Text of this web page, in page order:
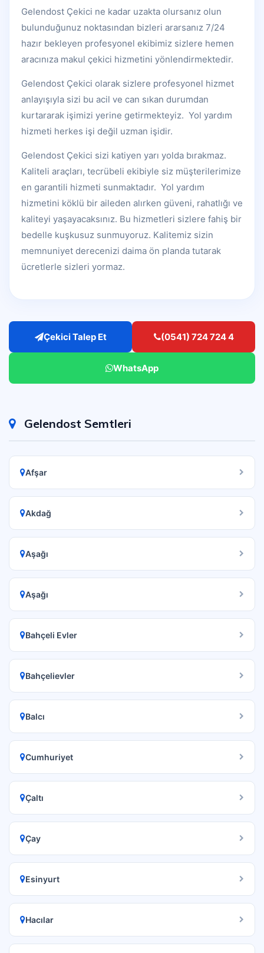
Gelendost Çekici ne kadar uzakta olursanız olun
bulunduğunuz noktasından bizleri ararsanız 7/24
hazır bekleyen profesyonel ekibimiz sizlere hemen
aracınıza makul çekici hizmetini yönlendirmektedir.
Gelendost Çekici olarak sizlere profesyonel hizmet
anlayışıyla sizi bu acil ve can sıkan durumdan
kurtararak işimizi yerine getirmekteyiz. Yol yardım
hizmeti herkes işi değil uzman işidir.
Gelendost Çekici sizi katiyen yarı yolda bırakmaz.
Kaliteli araçları, tecrübeli ekibiyle siz müşterilerimize
en garantili hizmeti sunmaktadır. Yol yardım
hizmetini köklü bir aileden alırken güveni, rahatlığı ve
kaliteyi yaşayacaksınız. Bu hizmetleri sizlere fahiş bir
bedelle kuşkusuz sunmuyoruz. Kalitemiz sizin
memnuniyet derecenizi daima ön planda tutarak
ücretlerle sizleri yormaz.
Çekici Talep Et (0541) 724 724 4
WhatsApp
Gelendost Semtleri
Afşar
Akdağ
Aşağı
Aşağı
Bahçeli Evler
Bahçelievler
Balcı
Cumhuriyet
Çaltı
Çay
Esinyurt
Hacılar